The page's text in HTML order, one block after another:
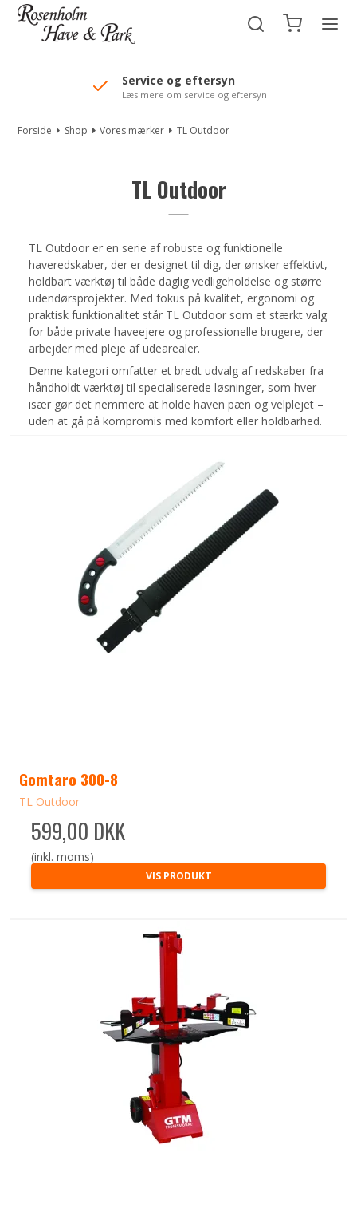
//Mailchimp autofill selected "Pakke"
Automower service
Forkæl din Automower
Forside Shop Vores mærker TL Outdoor
TL Outdoor
TL Outdoor er en serie af robuste og funktionelle
haveredskaber, der er designet til dig, der ønsker effektivt,
holdbart værktøj til både daglig vedligeholdelse og større
udendørsprojekter. Med fokus på kvalitet, ergonomi og
praktisk funktionalitet står TL Outdoor som et stærkt valg
for både private haveejere og professionelle brugere, der
arbejder med pleje af udearealer.
Denne kategori omfatter et bredt udvalg af redskaber fra
håndholdt værktøj til specialiserede løsninger, som hver
især gør det nemmere at holde haven pæn og velplejet –
uden at gå på kompromis med komfort eller holdbarhed.
Gomtaro 300-8
TL Outdoor
599,00 DKK
(inkl. moms)
VIS PRODUKT